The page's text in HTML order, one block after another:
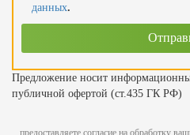
данных.
Предложение носит
публичной офертой (ст.435 ГК РФ)
предоставляете согласие на обработку